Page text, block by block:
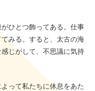
ひとつ飾ってある。仕事
みる。すると、太古の海
じがして、不思議に気持
って私たちに休息をあた